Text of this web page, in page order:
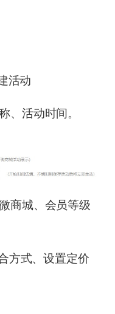
活动
、活动时间。
商城、会员等级
方式、设置定价